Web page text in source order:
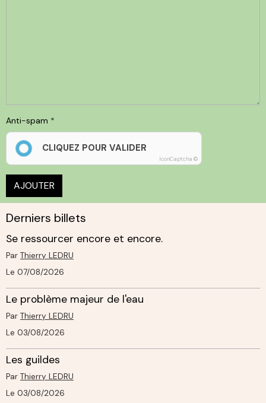
Anti-spam
CLIQUEZ POUR VALIDER
IconCaptcha ©
AJOUTER
Derniers billets
Se ressourcer encore et encore.
Par Thierry LEDRU
Le 07/08/2026
Le problème majeur de l'eau
Par Thierry LEDRU
Le 03/08/2026
Les guildes
Par Thierry LEDRU
Le 03/08/2026